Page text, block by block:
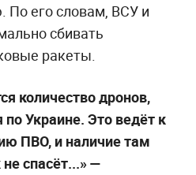
По его словам, ВСУ и
сбивать
ракеты.
количество дронов,
Украине. Это ведёт к
ПВО, и наличие там
спасёт...» —